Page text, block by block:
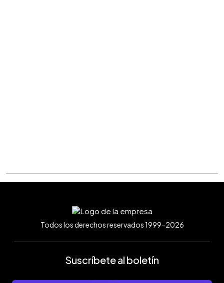
Todos los derechos reservados 1999-2026
Suscríbete al boletín